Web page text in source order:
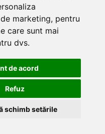
marketing, pentru
care sunt mai
dvs.
de acord
Refuz
schimb setările
:: Copyright 2021 :: Realizat de